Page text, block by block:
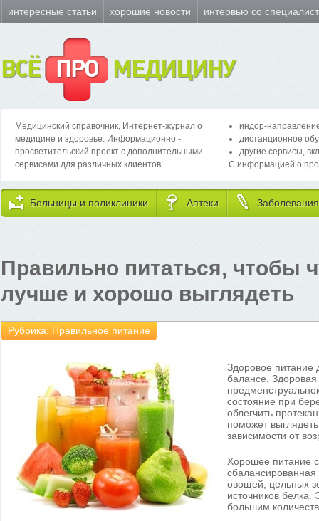
интересные статьи хорошие новости интервью со
ВСЁ ПРО МЕДИЦИНУ
Медицинский справочник, Интернет-журнал о
медицине и здоровье. Информационно -
просветительский проект с дополнительными
сервисами для различных клиентов:
индор-
дистанционное
другие сервисы,
С информацией о
Больницы и поликлиники Аптеки Заболевания
Правильно питаться, чтобы
лучше и хорошо выглядеть
Рубрика: Правильное питание
Здоровое питание
балансе.
состояние при
облегчить
поможет
зависимости от
Хорошее питание
овощей, цельных
источников белка.
большим